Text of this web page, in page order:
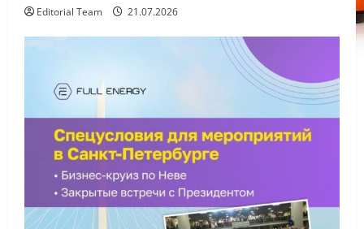
Editorial Team 21.07.2026